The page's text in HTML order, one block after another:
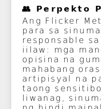
👥 Perpekto
Ang Flicker
para sa
responsable
iilaw: mga
opisina na
mahabang
artipisyal na
taong
liwanag,